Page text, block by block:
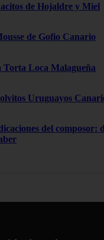
de Hojaldre y Miel
de Gofio Canario
Torta Loca Malagueña
Uruguayos
del composor: